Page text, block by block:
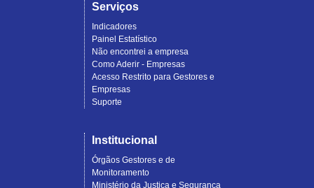
Serviços
Indicadores
Painel Estatístico
Não encontrei a empresa
Como Aderir - Empresas
Acesso Restrito para Gestores e
Empresas
Suporte
Institucional
Órgãos Gestores e de
Monitoramento
Ministério da Justiça e Segurança